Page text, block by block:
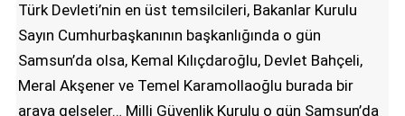
Türk Devleti’nin en üst temsilcileri, Bakanlar Kurulu
Sayın Cumhurbaşkanının başkanlığında o gün
Samsun’da olsa, Kemal Kılıçdaroğlu, Devlet Bahçeli,
Meral Akşener ve Temel Karamollaoğlu burada bir
araya gelseler… Milli Güvenlik Kurulu o gün Samsun’da